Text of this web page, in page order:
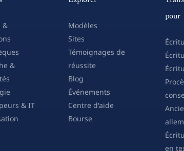
&
&
& IT
Modèles
Sites
Témoignages de
réussite
Blog
Événements
Centre d'aide
Bourse
pour
en